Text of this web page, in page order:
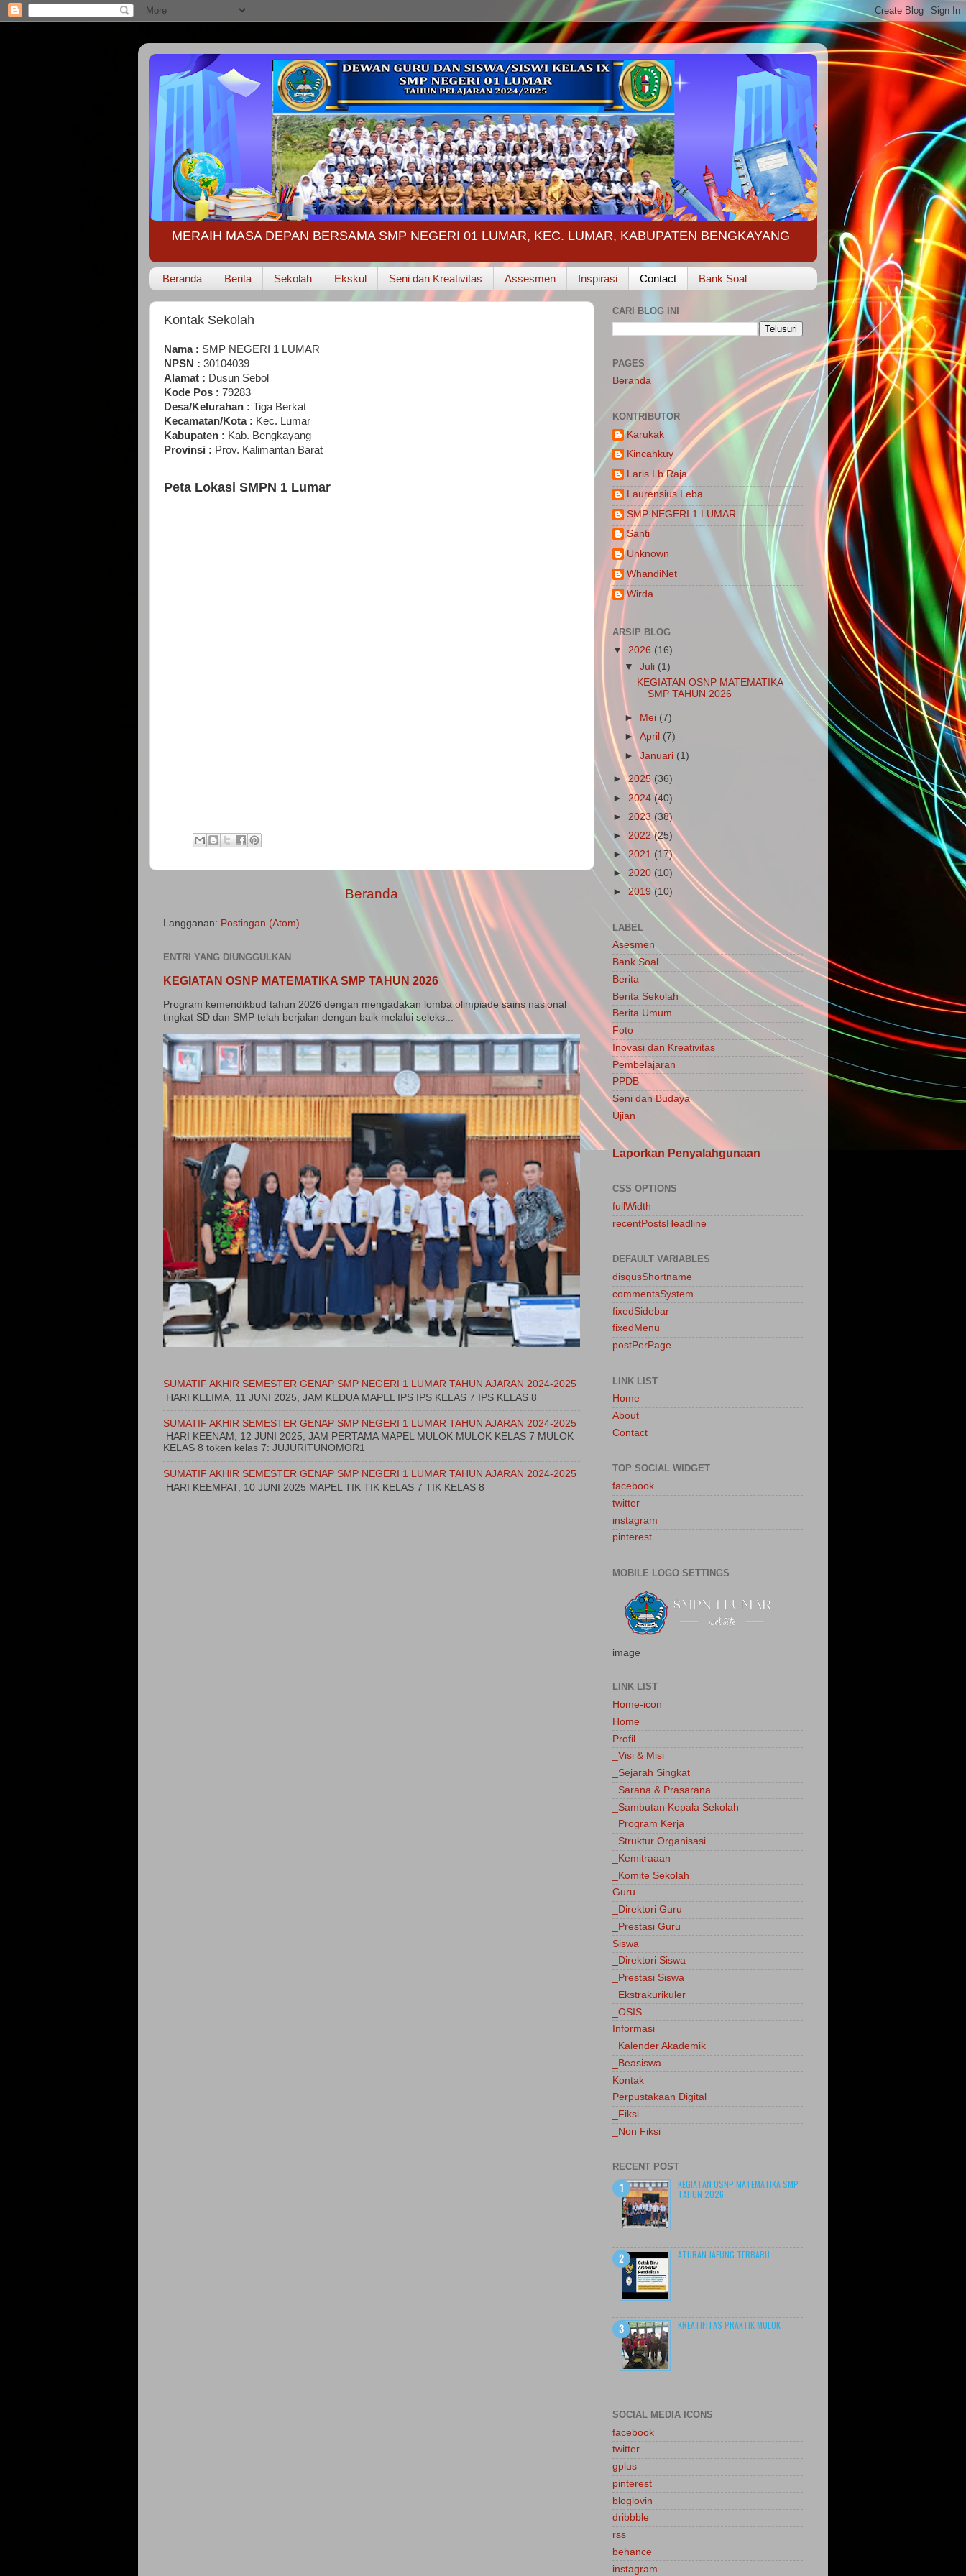
MERAIH MASA DEPAN BERSAMA SMP NEGERI 01 LUMAR, KEC. LUMAR, KABUPATEN BENGKAYANG
Beranda Berita Sekolah Ekskul Seni dan Kreativitas Assesmen Inspirasi Contact Bank Soal
Kontak Sekolah
Nama : SMP NEGERI 1 LUMAR
NPSN : 30104039
Alamat : Dusun Sebol
Kode Pos : 79283
Desa/Kelurahan : Tiga Berkat
Kecamatan/Kota : Kec. Lumar
Kabupaten : Kab. Bengkayang
Provinsi : Prov. Kalimantan Barat
Peta Lokasi SMPN 1 Lumar
Beranda
Langganan: Postingan (Atom)
ENTRI YANG DIUNGGULKAN
KEGIATAN OSNP MATEMATIKA SMP TAHUN 2026
Program kemendikbud tahun 2026 dengan mengadakan lomba olimpiade sains nasional
tingkat SD dan SMP telah berjalan dengan baik melalui seleks...
SUMATIF AKHIR SEMESTER GENAP SMP NEGERI 1 LUMAR TAHUN AJARAN 2024-2025
HARI KELIMA, 11 JUNI 2025, JAM KEDUA MAPEL IPS IPS KELAS 7 IPS KELAS 8
SUMATIF AKHIR SEMESTER GENAP SMP NEGERI 1 LUMAR TAHUN AJARAN 2024-2025
HARI KEENAM, 12 JUNI 2025, JAM PERTAMA MAPEL MULOK MULOK KELAS 7 MULOK
KELAS 8 token kelas 7: JUJURITUNOMOR1
SUMATIF AKHIR SEMESTER GENAP SMP NEGERI 1 LUMAR TAHUN AJARAN 2024-2025
HARI KEEMPAT, 10 JUNI 2025 MAPEL TIK TIK KELAS 7 TIK KELAS 8
CARI BLOG INI
PAGES
Beranda
KONTRIBUTOR
Karukak
Kincahkuy
Laris Lb Raja
Laurensius Leba
SMP NEGERI 1 LUMAR
Santi
Unknown
WhandiNet
Wirda
ARSIP BLOG
▼ 2026 (16)
▼Juli (1)
KEGIATAN OSNP MATEMATIKA
SMP TAHUN 2026
► Mei (7)
►April (7)
►Januari (1)
►2025 (36)
► 2024 (40)
► 2023 (38)
► 2022(25)
► 2021 (17)
► 2020 (10)
► 2019 (10)
LABEL
Asesmen
Bank Soal
Berita
Berita Sekolah
Berita Umum
Foto
Inovasi dan Kreativitas
Pembelajaran
PPDB
Seni dan Budaya
Ujian
Laporkan Penyalahgunaan
CSS OPTIONS
fullWidth
recentPostsHeadline
DEFAULT VARIABLES
disqusShortname
commentsSystem
fixedSidebar
fixedMenu
postPerPage
LINK LIST
Home
About
Contact
TOP SOCIAL WIDGET
facebook
twitter
instagram
pinterest
MOBILE LOGO SETTINGS
image
LINK LIST
Home-icon
Home
Profil
_Visi & Misi
_Sejarah Singkat
_Sarana & Prasarana
_Sambutan Kepala Sekolah
_Program Kerja
_Struktur Organisasi
_Kemitraaan
_Komite Sekolah
Guru
_Direktori Guru
_Prestasi Guru
Siswa
_Direktori Siswa
_Prestasi Siswa
_Ekstrakurikuler
_OSIS
Informasi
_Kalender Akademik
_Beasiswa
Kontak
Perpustakaan Digital
_Fiksi
_Non Fiksi
RECENT POST
KEGIATAN OSNP MATEMATIKA SMP
TAHUN 2026
ATURAN JAFUNG TERBARU
KREATIFITAS PRAKTIK MULOK
SOCIAL MEDIA ICONS
facebook
twitter
gplus
pinterest
bloglovin
dribbble
rss
behance
instagram